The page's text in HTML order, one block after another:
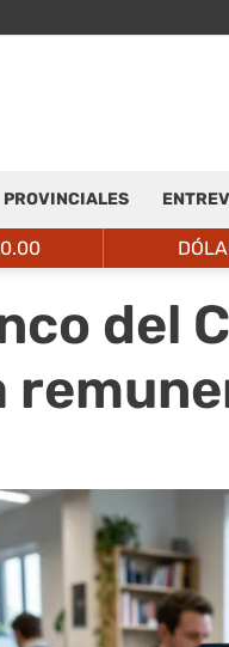
PROVINCIALES
del